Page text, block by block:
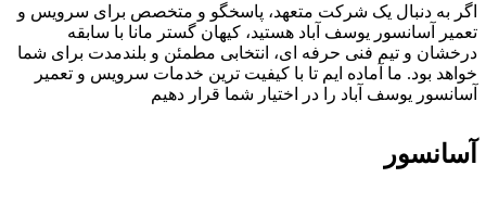
اگر به دنبال یک شرکت متعهد، پاسخگو و متخصص برای سرویس و
تعمیر آسانسور یوسف آباد هستید، کیهان گستر مانا با سابقه
درخشان و تیم فنی حرفه ای، انتخابی مطمئن و بلندمدت برای شما
خواهد بود. ما آماده ایم تا با کیفیت ترین خدمات سرویس و تعمیر
آسانسور یوسف آباد را در اختیار شما قرار دهیم
آسانسور